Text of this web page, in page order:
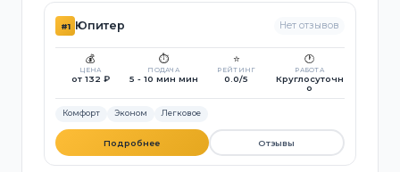
#1 Юпитер Нет отзывов
💰
ЦЕНА
от 132 ₽
⏱️
ПОДАЧА
5 - 10 мин мин
⭐
РЕЙТИНГ
0.0/5
🕐
РАБОТА
Круглосуточн
о
Комфорт Эконом Легковое
Подробнее Отзывы